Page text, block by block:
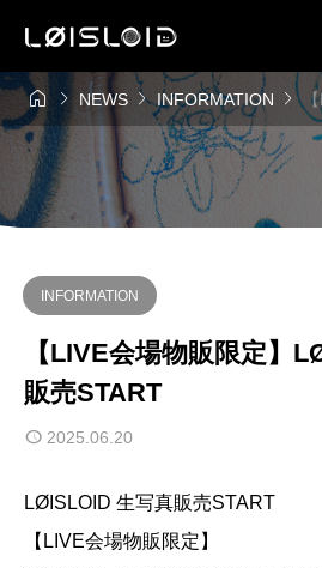
  NEWS INFORMATION 
INFORMATION
【LIVE会場物販限定】
販売START
2025.06.20
LØISLOID 生写真販売START
【LIVE会場物販限定】